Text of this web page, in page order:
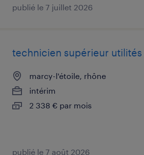
publié le 7 juillet 2026
technicien supérieur utilités
marcy-l'étoile, rhône
intérim
2 338 € par mois
publié le 7 août 2026